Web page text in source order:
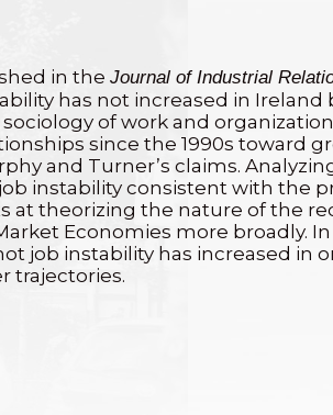
in the Journal of Industrial
has not increased in Ireland
of work and
since the 1990s toward
and Turner’s claims.
instability consistent with the
at theorizing the nature of the
Economies more broadly.
job instability has increased in
trajectories.